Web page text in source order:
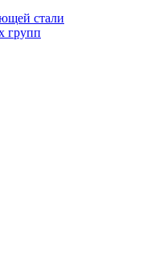
стали
групп